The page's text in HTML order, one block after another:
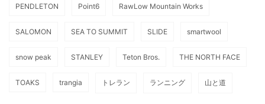
PENDLETON Point6 RawLow Mountain Works
SALOMON SEA TO SUMMIT SLIDE smartwool
snow peak STANLEY Teton Bros. THE NORTH FACE
TOAKS trangia トレラン ランニング 山と道